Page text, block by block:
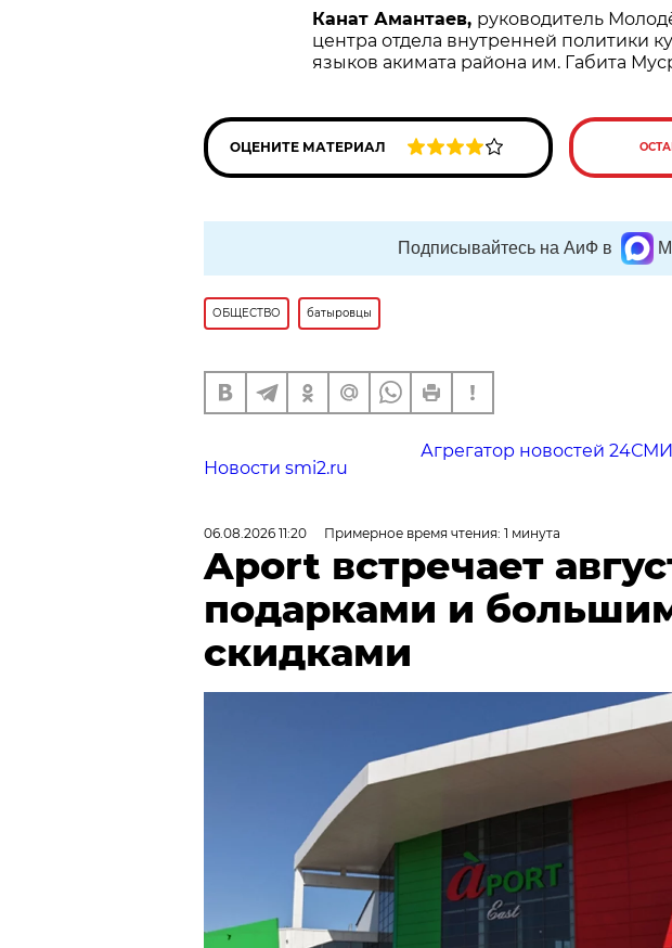
Канат Амантаев, руководитель
центра отдела внутренней политики
языков акимата района им. Габита
ОЦЕНИТЕ МАТЕРИАЛ
Подписывайтесь на АиФ в
ОБЩЕСТВО батыровцы
Агрегатор новостей 24СМИ
Новости smi2.ru
06.08.2026 11:20 Примерное время чтения: 1 минута
Aport встречает
подарками и
скидками